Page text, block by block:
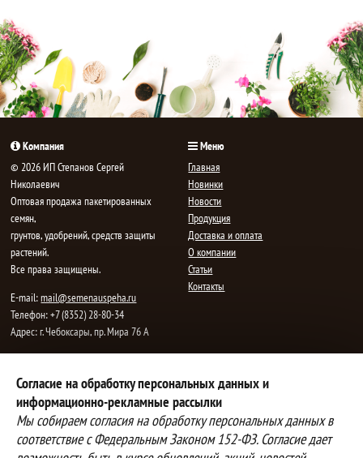
Согласие на обработку персональных данных и
информационно-рекламные рассылки
Мы собираем согласия на обработку персональных данных в
соответствие с Федеральным Законом 152-ФЗ. Согласие дает
Компания
© 2026 ИП Степанов Сергей
Николаевич
Oптовая продажа пакетированных
семян,
грунтов, удобрений, средств защиты
растений.
Все права защищены.
E-mail:mail@semenauspeha.ru
Телефон: +7 (8352) 28-80-34
Адрес: г. Чебоксары, пр. Мира 76 А
Меню
Главная
Новинки
Новости
Продукция
Доставка и оплата
О компании
Статьи
Контакты
Способы оплаты
Вы можете оплатить покупки
наличными при получении товара,
либо выбрать другой способ оплаты
Инструкция по оплате банковской
Доставка
Наша компания осуществляет
бесплатную
доставку до терминалов транспортных
компаний.